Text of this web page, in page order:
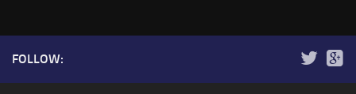
FOLLOW: